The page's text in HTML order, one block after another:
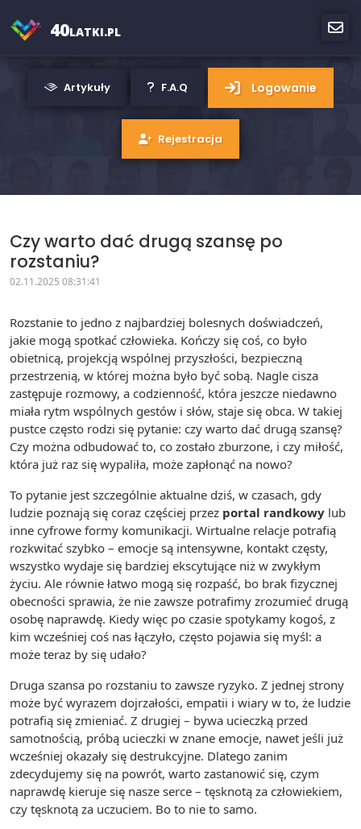
40LATKI.PL
Artykuły F.A.Q Logowanie
Rejestracja
Czy warto dać drugą szansę po
rozstaniu?
02.11.2025 08:31:41
Rozstanie to jedno z najbardziej bolesnych doświadczeń,
jakie mogą spotkać człowieka. Kończy się coś, co było
obietnicą, projekcją wspólnej przyszłości, bezpieczną
przestrzenią, w której można było być sobą. Nagle cisza
zastępuje rozmowy, a codzienność, która jeszcze niedawno
miała rytm wspólnych gestów i słów, staje się obca. W takiej
pustce często rodzi się pytanie: czy warto dać drugą szansę?
Czy można odbudować to, co zostało zburzone, i czy miłość,
która już raz się wypaliła, może zapłonąć na nowo?
To pytanie jest szczególnie aktualne dziś, w czasach, gdy
ludzie poznają się coraz częściej przez portal randkowy lub
inne cyfrowe formy komunikacji. Wirtualne relacje potrafią
rozkwitać szybko – emocje są intensywne, kontakt częsty,
wszystko wydaje się bardziej ekscytujące niż w zwykłym
życiu. Ale równie łatwo mogą się rozpaść, bo brak fizycznej
obecności sprawia, że nie zawsze potrafimy zrozumieć drugą
osobę naprawdę. Kiedy więc po czasie spotykamy kogoś, z
kim wcześniej coś nas łączyło, często pojawia się myśl: a
może teraz by się udało?
Druga szansa po rozstaniu to zawsze ryzyko. Z jednej strony
może być wyrazem dojrzałości, empatii i wiary w to, że ludzie
potrafią się zmieniać. Z drugiej – bywa ucieczką przed
samotnością, próbą ucieczki w znane emocje, nawet jeśli już
wcześniej okazały się destrukcyjne. Dlatego zanim
zdecydujemy się na powrót, warto zastanowić się, czym
naprawdę kieruje się nasze serce – tęsknotą za człowiekiem,
czy tęsknotą za uczuciem. Bo to nie to samo.